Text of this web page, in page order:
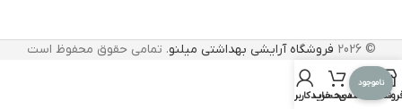
© 2026 فروشگاه آرایشی بهداشتی میلنو. تمامی حقوق محفوظ است
علاقه مندیسبد خرید
حساب کاربری من
ناموجود